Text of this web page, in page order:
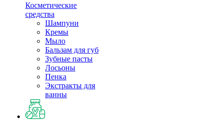
Косметические
средства
Шампуни
Кремы
Мыло
Бальзам для губ
Зубные пасты
Лосьоны
Пенка
Экстракты для
ванны